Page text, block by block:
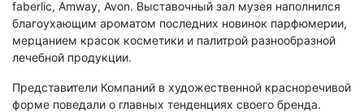
faberlic, Amway, Avon. Выставочный зал музея наполнился
благоухающим ароматом последних новинок парфюмерии,
мерцанием красок косметики и палитрой разнообразной
лечебной продукции.
Представители Компаний в художественной красноречивой
форме поведали о главных тенденциях своего бренда.